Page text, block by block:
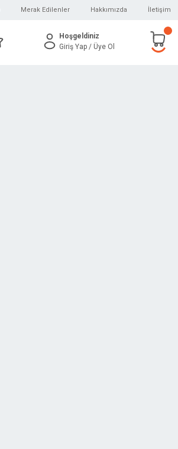
Merak Edilenler Hakkımızda İletişim
Hoşgeldiniz
Giriş Yap / Üye Ol